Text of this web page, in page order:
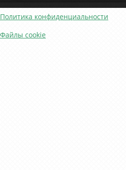
Политика конфиденциальности
Файлы cookie